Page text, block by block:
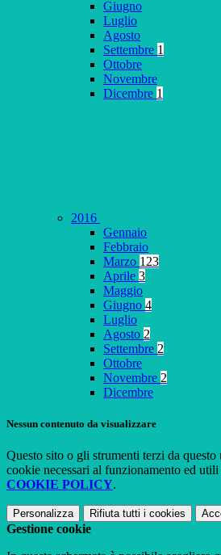
Giugno
Luglio
Agosto
Settembre 1
Ottobre
Novembre
Dicembre 1
2016
Gennaio
Febbraio
Marzo 123
Aprile 3
Maggio
Giugno 4
Luglio
Agosto 2
Settembre 2
Ottobre
Novembre 2
Dicembre
Nessun contenuto da visualizzare
Questo sito o gli strumenti terzi da
cookie necessari al funzionamento ed
COOKIE POLICY.
Personalizza Rifiuta tutti i cookies
Gestione cookie